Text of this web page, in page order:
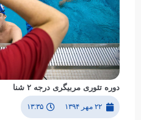
دوره تئوری مربیگری درجه ۲ شنا
۲۲ مهر ۱۳۹۴ ۱۳:۳۵